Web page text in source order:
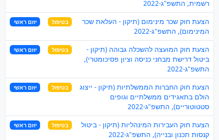
רשמית, התשפ"ג-2022
הצעת חוק שכר מינימום (תיקון - העלאת שכר
המינימום), התשפ"ג-2022
בטיפול יוזם ראשי
הצעת חוק המועצה להשכלה גבוהה (תיקון -
ביטול דרישת מבחני כניסה וציון פסיכומטרי),
התשפ"ג-2022
בטיפול יוזם ראשי
הצעת חוק החברות הממשלתיות (תיקון - ייצוג
הולם בתאגידים ממשלתיים וגופים
סטטוטוריים), התשפ"ג-2022
בטיפול יוזם ראשי
הצעת חוק העבירות המינהליות (תיקון - ביטול
קנסות תכנון ובנייה), התשפ"ג-2022
בטיפול יוזם ראשי